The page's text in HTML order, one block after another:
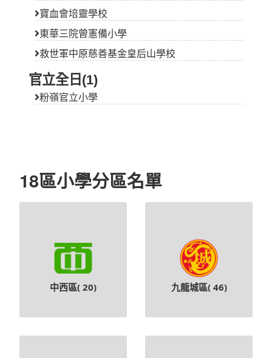
寶血會培靈學校
東華三院曾憲備小學
救世軍中原慈善基金皇后山學校
官立全日(1)
粉嶺官立小學
18區小學分區名單
中西區( 20) 九龍城區( 46)